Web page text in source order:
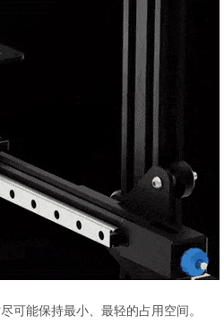
可能保持最小、最轻的占用空间。